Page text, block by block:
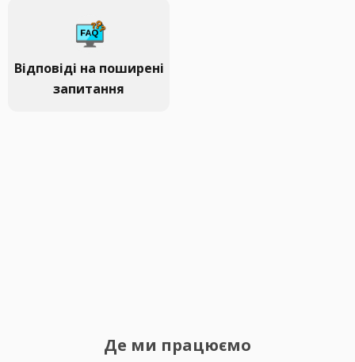
Відповіді на поширені
запитання
Де ми працюємо